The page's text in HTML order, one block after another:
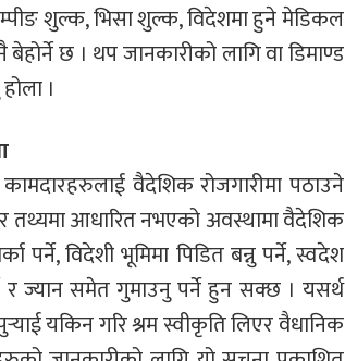
शुल्क, भिसा शुल्क, विदेशमा हुने मेडिकल
छ । थप जानकारीको लागि वा डिमाण्ड
।
वैदेशिक रोजगारीमा पठाउने
तथ्यमा आधारित नभएको अवस्थामा वैदेशिक
पर्ने, विदेशी भूमिमा पिडित बन्नु पर्ने, स्वदेश
ज्यान समेत गुमाउनु पर्ने हुन सक्छ । यसर्थ
यकिन गरि श्रम स्वीकृति लिएर वैधानिक